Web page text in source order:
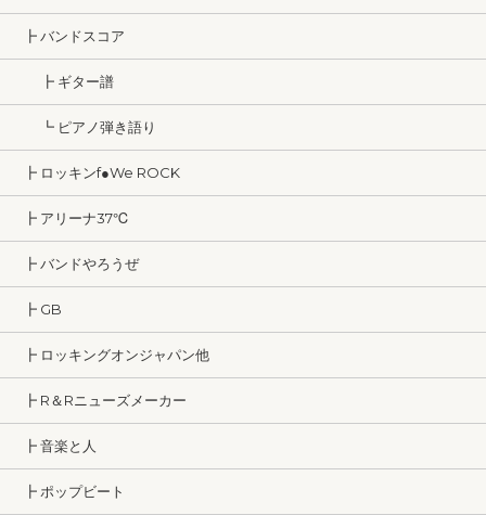
┣ バンドスコア
┣ ギター譜
┗ ピアノ弾き語り
┣ ロッキンf●We ROCK
┣ アリーナ37℃
┣ バンドやろうぜ
┣ GB
┣ ロッキングオンジャパン他
┣ R＆Rニューズメーカー
┣ 音楽と人
┣ ポップビート